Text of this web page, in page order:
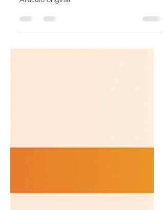
cardiovasculares
Artículo original